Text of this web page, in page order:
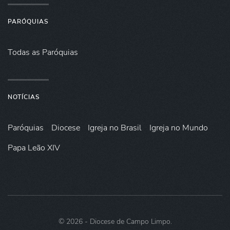
PARÓQUIAS
Todas as Paróquias
NOTÍCIAS
Paróquias Diocese Igreja no Brasil
Igreja no Mundo
Papa Leão XIV
© 2026- Diocese de Campo Limpo.